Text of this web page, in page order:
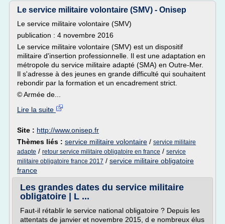
Le service militaire volontaire (SMV) - Onisep
Le service militaire volontaire (SMV)
publication : 4 novembre 2016
Le service militaire volontaire (SMV) est un dispositif
militaire d'insertion professionnelle. Il est une adaptation en
métropole du service militaire adapté (SMA) en Outre-Mer.
Il s'adresse à des jeunes en grande difficulté qui souhaitent
rebondir par la formation et un encadrement strict.
© Armée de...
Lire la suite
Site : http://www.onisep.fr
Thèmes liés : service militaire volontaire / service militaire
adapte / retour service militaire obligatoire en france / service
militaire obligatoire france 2017 / service militaire obligatoire
france
Les grandes dates du service militaire
obligatoire | L ...
Faut-il rétablir le service national obligatoire ? Depuis les
attentats de janvier et novembre 2015, d e nombreux élus